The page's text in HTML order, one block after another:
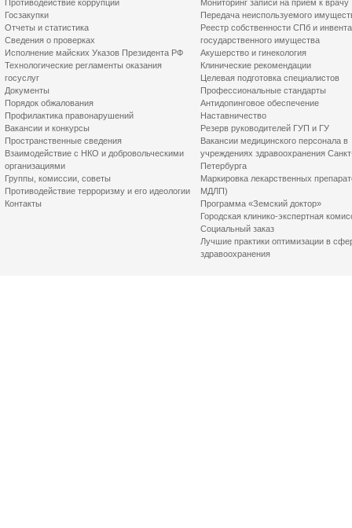
Противодействие коррупции
Госзакупки
Отчеты и статистика
Сведения о проверках
Исполнение майских Указов Президента РФ
Технологические регламенты оказания
госуслуг
Документы
Порядок обжалования
Профилактика правонарушений
Вакансии и конкурсы
Пространственные сведения
Взаимодействие с НКО и добровольческими
организациями
Группы, комиссии, советы
Противодействие терроризму и его идеологии
Контакты
Мониторинг записи на прием к врачу
Передача неиспользуемого
Реестр собственности СПб и
государственного имущества
Акушерство и гинекология
Клинические рекомендации
Целевая подготовка специалистов
Профессиональные стандарты
Антидопинговое обеспечение
Наставничество
Резерв руководителей ГУП и ГУ
Вакансии медицинского персонала в
учреждениях здравоохранения
Петербурга
Маркировка лекарственных
МДЛП)
Программа «Земский доктор»
Городская клинико-экспертная
Социальный заказ
Лучшие практики оптимизации в
здравоохранения